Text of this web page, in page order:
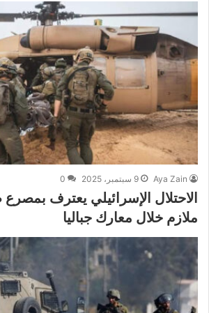
Aya Zain 9 سبتمبر، 2025 0
الاحتلال الإسرائيلي يعترف
ملازم خلال معارك جباليا